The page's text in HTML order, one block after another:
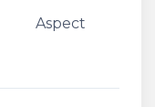
Aspect